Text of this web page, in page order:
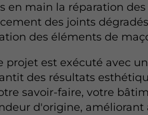
en main la réparation des
des joints
des éléments de
projet est exécuté avec
des résultats
savoir-faire, votre
d'origine, améliorant